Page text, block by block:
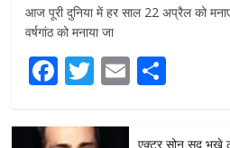
आज पूरी दुनिया में हर साल 22 अप्रैल को
वर्षगांठ को मनाया जा
F
a
c
T
w
itt
E
m
ar
एक्टर सोनू सूद भूखे